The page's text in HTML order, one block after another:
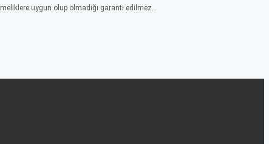
uygun olup olmadığı garanti edilmez.